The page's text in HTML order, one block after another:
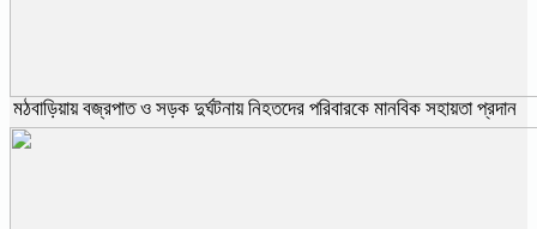
মঠবাড়িয়ায় বজ্রপাত ও সড়ক দুর্ঘটনায় নিহতদের পরিবারকে মানবিক সহায়তা প্রদান